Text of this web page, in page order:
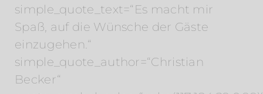
simple_quote_text=“Es macht mir
Spaß, auf die Wünsche der Gäste
einzugehen.“
simple_quote_author=“Christian
Becker“